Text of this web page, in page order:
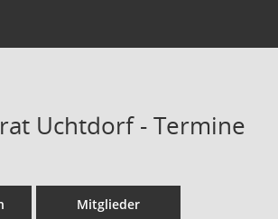
Uchtdorf - Termine
Mitglieder